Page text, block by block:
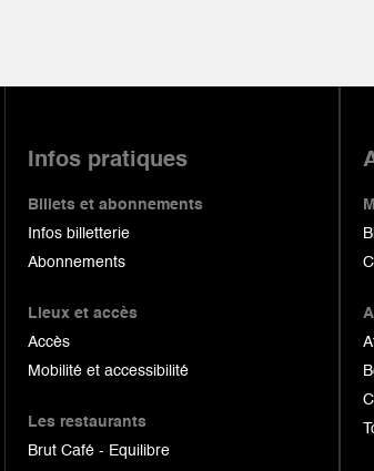
Infos pratiques
Billets et abonnements
Infos billetterie
Abonnements
Lieux et accès
Accès
Mobilité et accessibilité
Les restaurants
Brut Café - Equilibre